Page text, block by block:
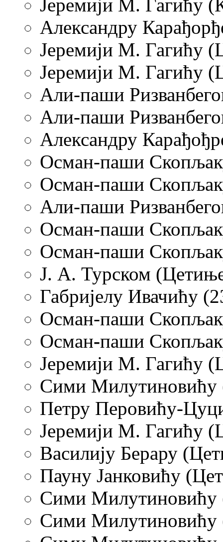
Јеремији М. Гагићу
Александру
Јеремији М. Гагићу
Јеремији М. Гагићу
Али-паши
Али-паши
Александру
Осман-паши
Осман-паши
Али-паши
Осман-паши
Осман-паши
Ј. А. Турском
Габријелу Ивачићу
Осман-паши
Осман-паши
Јеремији М. Гагићу
Сими Милутиновићу
Петру Перовићу-
Јеремији М. Гагићу
Василију Берару
Пауну Јанковићу
Сими Милутиновићу
Сими Милутиновићу